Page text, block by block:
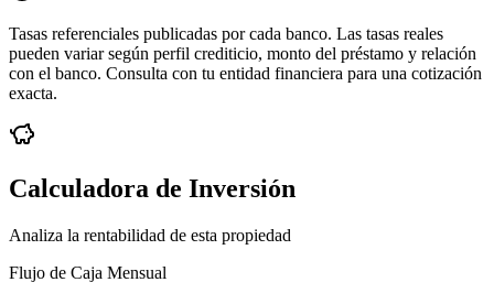
Tasas referenciales publicadas por cada banco. Las tasas reales
pueden variar según perfil crediticio, monto del préstamo y relación
con el banco. Consulta con tu entidad financiera para una cotización
exacta.
Calculadora de Inversión
Analiza la rentabilidad de esta propiedad
Flujo de Caja Mensual